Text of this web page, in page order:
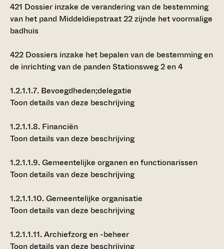
421 Dossier inzake de verandering van de bestemming
van het pand Middeldiepstraat 22 zijnde het voormalige
badhuis
422 Dossiers inzake het bepalen van de bestemming en
de inrichting van de panden Stationsweg 2 en 4
1.2.1.1.7. Bevoegdheden;delegatie
Toon details van deze beschrijving
1.2.1.1.8. Financiën
Toon details van deze beschrijving
1.2.1.1.9.Gemeentelijke organen en functionarissen
Toon details van deze beschrijving
1.2.1.1.10.Gemeentelijke organisatie
Toon details van deze beschrijving
1.2.1.1.11.Archiefzorg en -beheer
Toon details van deze beschrijving